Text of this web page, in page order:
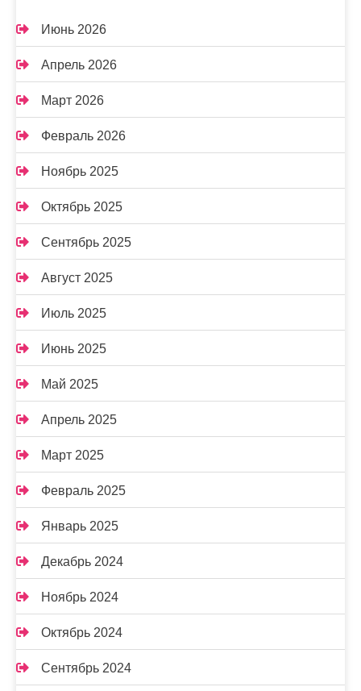
Июнь 2026
Апрель 2026
Март 2026
Февраль 2026
Ноябрь 2025
Октябрь 2025
Сентябрь 2025
Август 2025
Июль 2025
Июнь 2025
Май 2025
Апрель 2025
Март 2025
Февраль 2025
Январь 2025
Декабрь 2024
Ноябрь 2024
Октябрь 2024
Сентябрь 2024